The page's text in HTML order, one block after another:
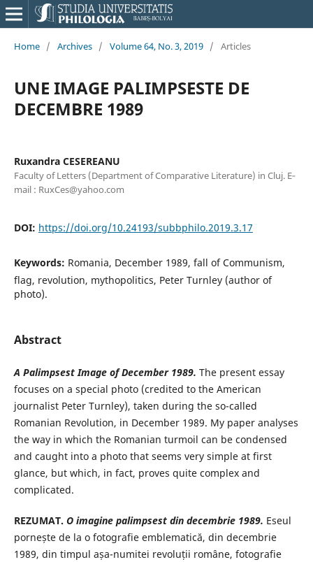
Home / Archives / Volume 64, No. 3, 2019 / Articles
UNE IMAGE PALIMPSESTE DE
DECEMBRE 1989
Ruxandra CESEREANU
Faculty of Letters (Department of Comparative Literature) in Cluj. E‐
mail : RuxCes@yahoo.com
DOI: https://doi.org/10.24193/subbphilo.2019.3.17
Keywords: Romania, December 1989, fall of Communism,
flag, revolution, mythopolitics, Peter Turnley (author of
photo).
Abstract
A Palimpsest Image of December 1989. The present essay
focuses on a special photo (credited to the American
journalist Peter Turnley), taken during the so-called
Romanian Revolution, in December 1989. My paper analyses
the way in which the Romanian turmoil can be condensed
and caught into a photo that seems very simple at first
glance, but which, in fact, proves quite complex and
complicated.
REZUMAT. O imagine palimpsest din decembrie 1989. Eseul
pornește de la o fotografie emblematică, din decembrie
1989, din timpul așa-numitei revoluții române, fotografie